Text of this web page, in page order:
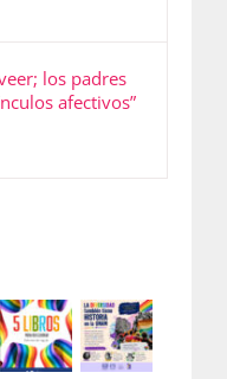
los padres
afectivos”